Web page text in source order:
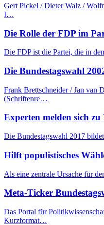
Gert Pickel / Dieter Walz /
I…
Die Rolle der FDP im
Die FDP ist die Partei, die in
Die Bundestagswahl
Frank Brettschneider / Jan van
(Schriftenre…
Experten melden sich
Die Bundestagswahl 2017
Hilft populistisches
Als eine zentrale Ursache für
Meta-Ticker
Das Portal für
Kurzformat…